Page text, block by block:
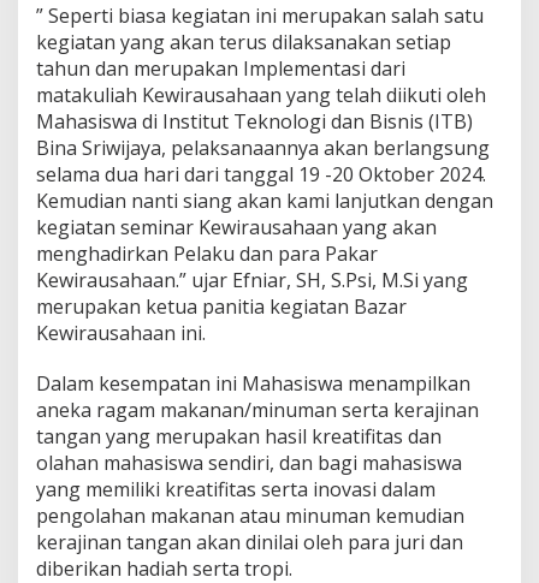
e
w
i
r
u
s
a
h
a
a
n
” Seperti biasa kegiatan ini merupakan salah satu
kegiatan yang akan terus dilaksanakan setiap
tahun dan merupakan Implementasi dari
matakuliah Kewirausahaan yang telah diikuti oleh
Mahasiswa di Institut Teknologi dan Bisnis (ITB)
Bina Sriwijaya, pelaksanaannya akan berlangsung
selama dua hari dari tanggal 19 -20 Oktober 2024.
Kemudian nanti siang akan kami lanjutkan dengan
kegiatan seminar Kewirausahaan yang akan
menghadirkan Pelaku dan para Pakar
Kewirausahaan.” ujar Efniar, SH, S.Psi, M.Si yang
merupakan ketua panitia kegiatan Bazar
Kewirausahaan ini.
Dalam kesempatan ini Mahasiswa menampilkan
aneka ragam makanan/minuman serta kerajinan
tangan yang merupakan hasil kreatifitas dan
olahan mahasiswa sendiri, dan bagi mahasiswa
yang memiliki kreatifitas serta inovasi dalam
pengolahan makanan atau minuman kemudian
kerajinan tangan akan dinilai oleh para juri dan
diberikan hadiah serta tropi.